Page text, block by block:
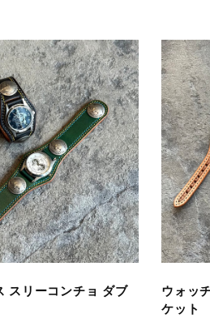
スリーコンチョ ダブ
ウォッ
ケット